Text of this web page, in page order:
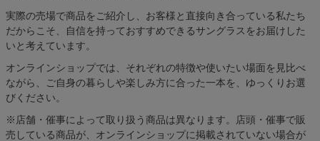
実際の売場で商品をご紹介し、お客様と直接向き合っている私たち
だからこそ、自信を持っておすすめできるサングラスをお届けした
いと考えています。
オンラインショップでは、それぞれの特徴や使いたい場面を見比べ
ながら、ご自身の暮らしや楽しみ方に合った一本を、ゆっくりお選
びください。
※店舗・催事によって取り扱う商品は異なります。店頭・催事で販
売している商品が、オンラインショップに掲載されていない場合が